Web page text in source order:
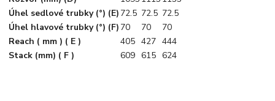
Úhel sedlové trubky (°) (E) 72.5 72.5 72.5
Úhel hlavové trubky (°) (F) 70 70
70
Reach ( mm ) ( E )
405 427 444
Stack (mm) ( F )
609 615 624